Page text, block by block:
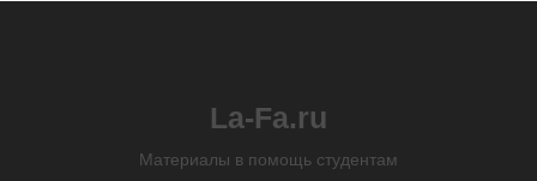
La-Fa.ru
Материалы в помощь студентам